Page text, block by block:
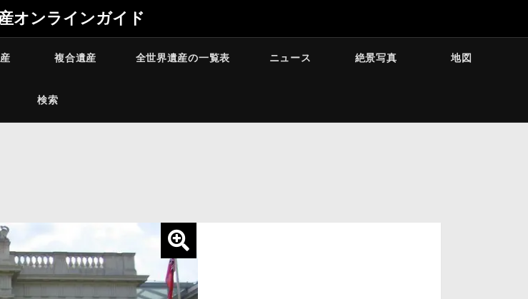
オンラインガイド
複合遺産 全世界遺産の一覧表 ニュース 絶景写真 地図
検索